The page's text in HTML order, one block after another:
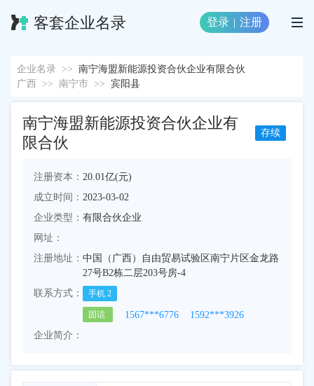
客套企业名录 登录 | 注册
企业名录 >> 南宁海盟新能源投资合伙企业有限合伙
广西
>> 南宁市 >> 宾阳县
南宁海盟新能源投资合伙企业有
限合伙
存续
注册资本： 20.01亿(元)
成立时间： 2023-03-02
企业类型： 有限合伙企业
网址：
注册地址： 中国（广西）自由贸易试验区南宁片区金龙路
27号B2栋二层203号房-4
联系方式：
手机 2
固话 1567***6776
1592***3926
企业简介：